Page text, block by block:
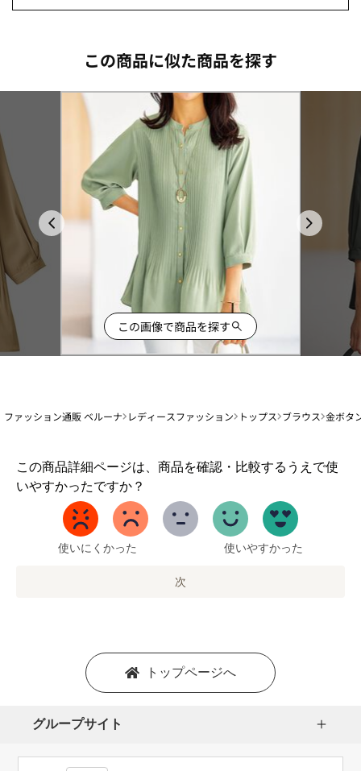
この商品に似た商品を探す
この画像で商品を探す
ファッション通販 ベルーナ レディースファッション トップス ブラウス 金ボタ
この商品詳細ページは、商品を確認・比較するうえで使
いやすかったですか？
1
か
使いにくかった 使いやすかった
次
トップページへ
グループサイト